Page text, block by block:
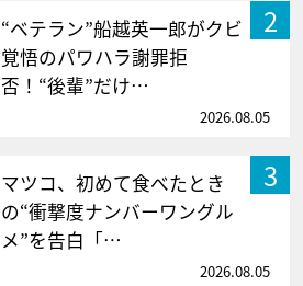
2
“ベテラン”船越英一郎がクビ
覚悟のパワハラ謝罪拒
否！“後輩”だけ…
2026.08.05
3
マツコ、初めて食べたとき
の“衝撃度ナンバーワングル
メ”を告白「…
2026.08.05